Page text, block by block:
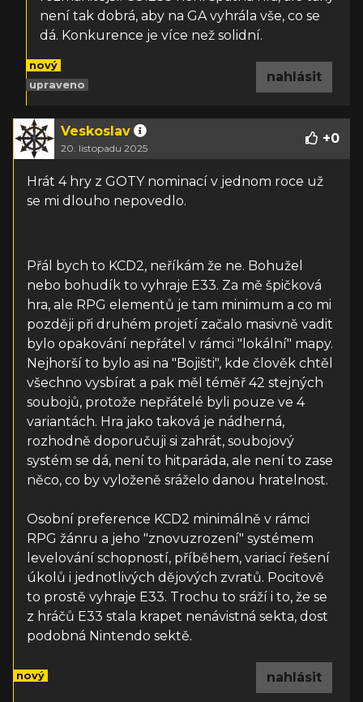
není tak dobrá, aby na GA vyhrála vše, co se
dá. Konkurence je více než solidní.
nový
upraveno
nahlásit
Veskoslav
20. listopadu 2025
+0
Hrát 4 hry z GOTY nominací v jednom roce už
se mi dlouho nepovedlo.
Přál bych to KCD2, neříkám že ne. Bohužel
nebo bohudík to vyhraje E33. Za mě špičková
hra, ale RPG elementů je tam minimum a co mi
později při druhém projetí začalo masivně vadit
bylo opakování nepřátel v rámci "lokální" mapy.
Nejhorší to bylo asi na "Bojišti", kde člověk chtěl
všechno vysbírat a pak měl téměř 42 stejných
soubojů, protože nepřátelé byli pouze ve 4
variantách. Hra jako taková je nádherná,
rozhodně doporučuji si zahrát, soubojový
systém se dá, není to hitparáda, ale není to zase
něco, co by vyloženě sráželo danou hratelnost.
Osobní preference KCD2 minimálně v rámci
RPG žánru a jeho "znovuzrození" systémem
levelování schopností, příběhem, variací řešení
úkolů i jednotlivých dějových zvratů. Pocitově
to prostě vyhraje E33. Trochu to sráží i to, že se
z hráčů E33 stala krapet nenávistná sekta, dost
podobná Nintendo sektě.
nový nahlásit